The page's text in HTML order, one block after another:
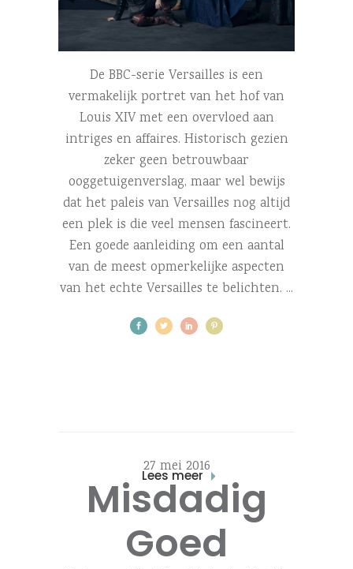
De BBC-serie Versailles is een
vermakelijk portret van het hof van
Louis XIV met een overvloed aan
intriges en affaires. Historisch gezien
zeker geen betrouwbaar
ooggetuigenverslag, maar wel bewijs
dat het paleis van Versailles nog altijd
een plek is die veel mensen fascineert.
Een goede aanleiding om een aantal
van de meest opmerkelijke aspecten
van het echte Versailles te belichten.
Lees meer
27 mei 2016
Misdadig
Goed